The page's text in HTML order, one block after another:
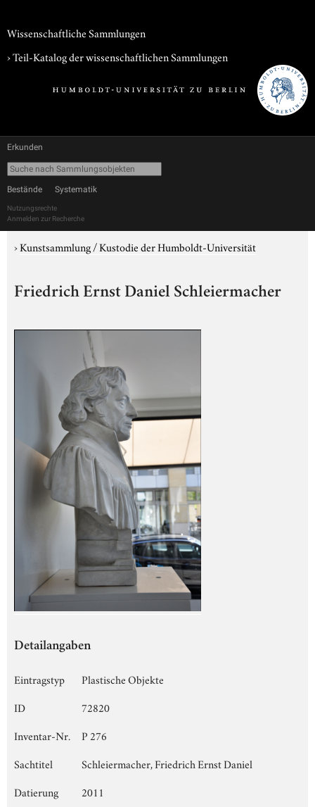
Wissenschaftliche Sammlungen
› Teil-Katalog der wissenschaftlichen Sammlungen
Erkunden
Bestände Systematik
Nutzungsrechte
Anmelden zur Recherche
›Kunstsammlung / Kustodie der Humboldt-Universität
Friedrich Ernst Daniel Schleiermacher
Detailangaben
Eintragstyp
Plastische Objekte
ID
72820
Inventar-Nr.
P 276
Sachtitel
Schleiermacher, Friedrich Ernst Daniel
Datierung
2011